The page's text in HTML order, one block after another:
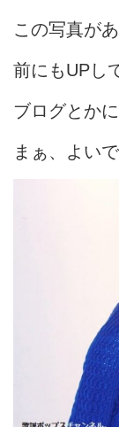
この写真が
前にもUPし
ブログとか
まぁ、よい